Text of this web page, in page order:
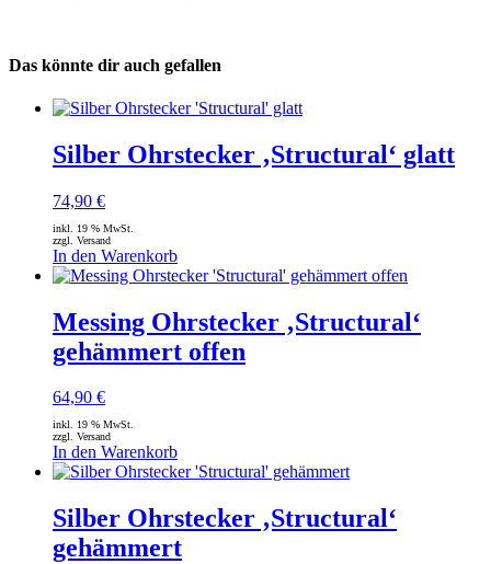
Das könnte dir auch gefallen
Silber Ohrstecker ‚Structural‘ glatt
74,90 €
inkl. 19 % MwSt.
zzgl. Versand
In den Warenkorb
Messing Ohrstecker ‚Structural‘
gehämmert offen
64,90 €
inkl. 19 % MwSt.
zzgl. Versand
In den Warenkorb
Silber Ohrstecker ‚Structural‘
gehämmert